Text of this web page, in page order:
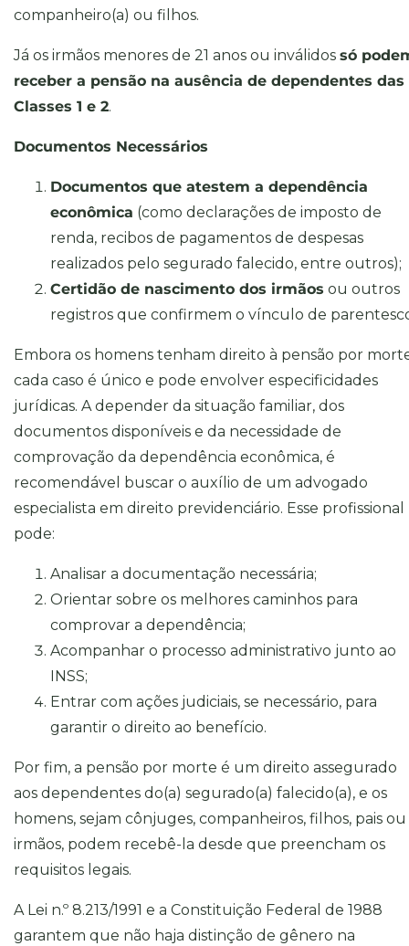
companheiro(a) ou filhos.
Já os irmãos menores de 21 anos ou inválidos só
receber a pensão na ausência de dependentes das
Classes 1 e 2.
Documentos Necessários
Documentos que atestem a dependência
econômica (como declarações de imposto de
renda, recibos de pagamentos de despesas
realizados pelo segurado falecido, entre outros);
Certidão de nascimento dos irmãos ou outros
registros que confirmem o vínculo de
Embora os homens tenham direito à pensão por
cada caso é único e pode envolver especificidades
jurídicas. A depender da situação familiar, dos
documentos disponíveis e da necessidade de
comprovação da dependência econômica, é
recomendável buscar o auxílio de um advogado
especialista em direito previdenciário. Esse profissional
pode:
Analisar a documentação necessária;
Orientar sobre os melhores caminhos para
comprovar a dependência;
Acompanhar o processo administrativo junto ao
INSS;
Entrar com ações judiciais, se necessário, para
garantir o direito ao benefício.
Por fim, a pensão por morte é um direito assegurado
aos dependentes do(a) segurado(a) falecido(a), e os
homens, sejam cônjuges, companheiros, filhos, pais ou
irmãos, podem recebê-la desde que preencham os
requisitos legais.
A Lei n.º 8.213/1991 e a Constituição Federal de 1988
garantem que não haja distinção de gênero na